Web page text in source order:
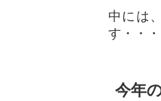
中には
す・・・
今年